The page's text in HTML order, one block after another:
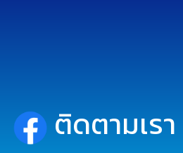
ติดตามเรา